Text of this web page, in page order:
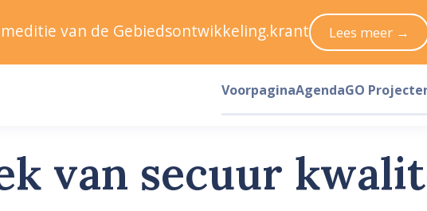
van secuur
van de Gebiedsontwikkeling.krant Lees meer →
VoorpaginaAgendaGO